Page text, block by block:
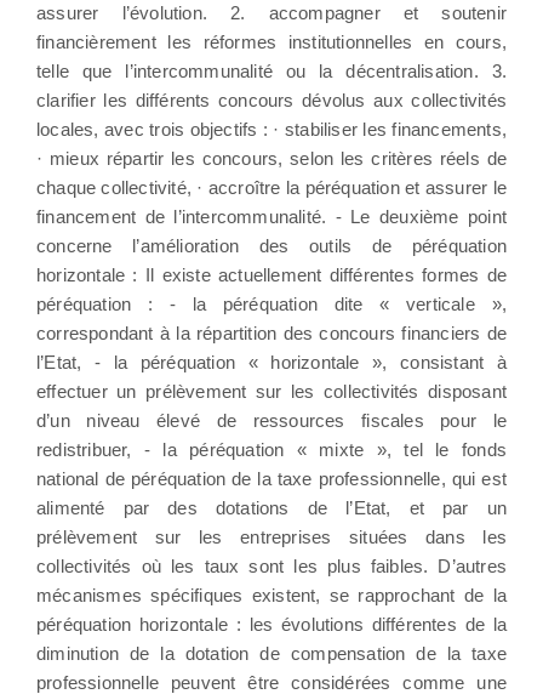
assurer l’évolution. 2. accompagner et soutenir
financièrement les réformes institutionnelles en cours,
telle que l’intercommunalité ou la décentralisation. 3.
clarifier les différents concours dévolus aux collectivités
locales, avec trois objectifs : · stabiliser les financements,
· mieux répartir les concours, selon les critères réels de
chaque collectivité, · accroître la péréquation et assurer le
financement de l’intercommunalité. - Le deuxième point
concerne l’amélioration des outils de péréquation
horizontale : Il existe actuellement différentes formes de
péréquation : - la péréquation dite « verticale »,
correspondant à la répartition des concours financiers de
l’Etat, - la péréquation « horizontale », consistant à
effectuer un prélèvement sur les collectivités disposant
d’un niveau élevé de ressources fiscales pour le
redistribuer, - la péréquation « mixte », tel le fonds
national de péréquation de la taxe professionnelle, qui est
alimenté par des dotations de l’Etat, et par un
prélèvement sur les entreprises situées dans les
collectivités où les taux sont les plus faibles. D’autres
mécanismes spécifiques existent, se rapprochant de la
péréquation horizontale : les évolutions différentes de la
diminution de la dotation de compensation de la taxe
professionnelle peuvent être considérées comme une